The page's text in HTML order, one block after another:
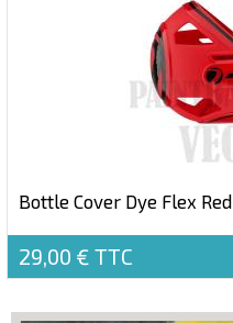
Bottle Cover Dye Flex Red
29,00 € TTC